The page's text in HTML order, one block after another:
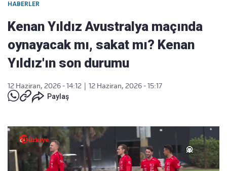
HABERLER
Kenan Yıldız Avustralya maçında
oynayacak mı, sakat mı? Kenan
Yıldız'ın son durumu
12 Haziran, 2026 - 14:12
12 Haziran, 2026 - 15:17
Paylaş